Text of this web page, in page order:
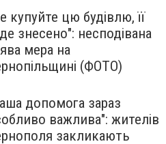
купуйте цю будівлю, її
знесено": несподівана
мера на
(ФОТО)
допомога зараз
важлива": жителів
закликають